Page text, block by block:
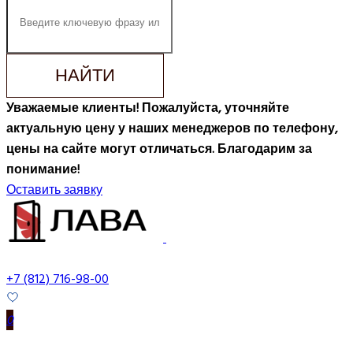
НАЙТИ
Уважаемые клиенты! Пожалуйста, уточняйте
актуальную цену у наших менеджеров по телефону,
цены на сайте могут отличаться. Благодарим за
понимание!
Оставить заявку
+7 (812) 716-98-00
0